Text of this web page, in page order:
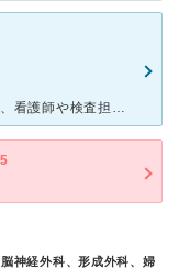
胃カメラが最低でした。土曜日は患者が多く、看護師や検査担当もやっつけ仕事になるのか鎮静剤が効いてないうちから胃カメラがはじまり、ゲーゲー言いながら耐えました。何のための鎮静剤なんですか？ その後医師
神経外科、形成外科、婦